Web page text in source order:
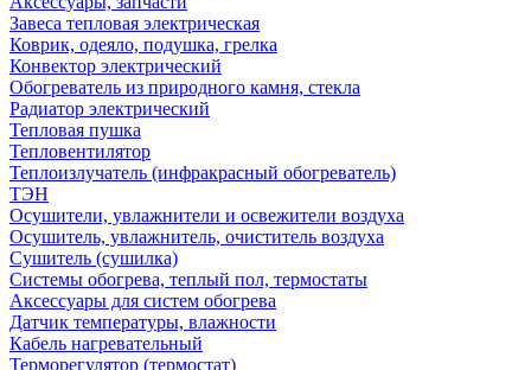
Завеса тепловая электрическая
Коврик, одеяло, подушка, грелка
Конвектор электрический
Обогреватель из природного камня, стекла
Радиатор электрический
Тепловая пушка
Тепловентилятор
Теплоизлучатель (инфракрасный обогреватель)
ТЭН
Осушители, увлажнители и освежители воздуха
Осушитель, увлажнитель, очиститель воздуха
Сушитель (сушилка)
Системы обогрева, теплый пол, термостаты
Аксессуары для систем обогрева
Датчик температуры, влажности
Кабель нагревательный
Терморегулятор (термостат)